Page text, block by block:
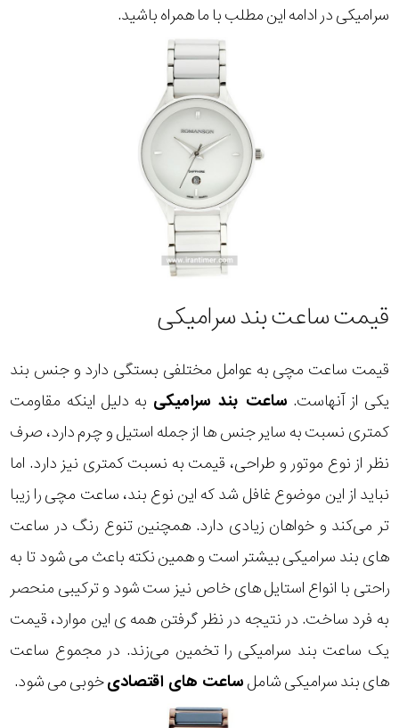
سرامیکی در ادامه این مطلب با ما همراه باشید.
قیمت ساعت بند سرامیکی
قیمت ساعت مچی به عوامل مختلفی بستگی دارد و جنس بند
یکی از آنهاست. ساعت بند سرامیکی به دلیل اینکه مقاومت
کمتری نسبت به سایر جنس ها از جمله استیل و چرم دارد، صرف
نظر از نوع موتور و طراحی، قیمت به نسبت کمتری نیز دارد. اما
نباید از این موضوع غافل شد که این نوع بند، ساعت مچی را زیبا
تر می‌کند و خواهان زیادی دارد. همچنین تنوع رنگ در ساعت
های بند سرامیکی بیشتر است و همین نکته باعث می شود تا به
راحتی با انواع استایل های خاص نیز ست شود و ترکیبی منحصر
به فرد ساخت. در نتیجه در نظر گرفتن همه ی این موارد، قیمت
یک ساعت بند سرامیکی را تخمین می‌زند. در مجموع ساعت
های بند سرامیکی شاملساعت های اقتصادیخوبی می شود.